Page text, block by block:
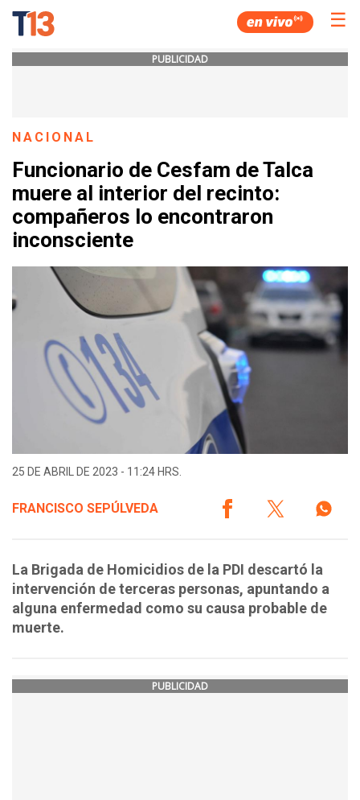
☰
PUBLICIDAD
NACIONAL
Funcionario de Cesfam de Talca
muere al interior del recinto:
compañeros lo encontraron
inconsciente
25 DE ABRIL DE 2023 - 11:24 HRS.
FRANCISCO SEPÚLVEDA
La Brigada de Homicidios de la PDI descartó la
intervención de terceras personas, apuntando a
alguna enfermedad como su causa probable de
muerte.
PUBLICIDAD